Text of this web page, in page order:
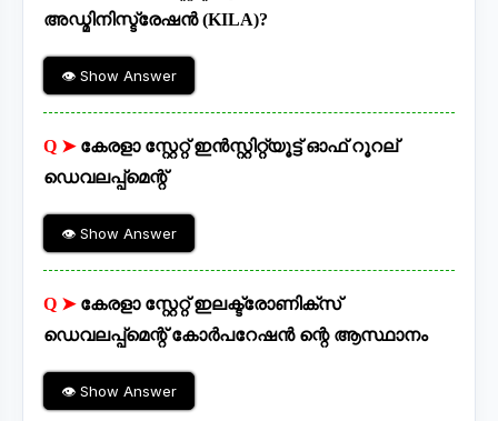
അഡ്മിനിസ്ട്രേഷൻ (KILA)?
👁 Show Answer
Q ➤ കേരളാ സ്റ്റേറ്റ് ഇൻസ്റ്റിറ്റ്യൂട്ട് ഓഫ്‌ റൂറല്
ഡെവലപ്പ്മെന്റ്
👁 Show Answer
Q ➤ കേരളാ സ്റ്റേറ്റ് ഇലക്ട്രോണിക്സ്
ഡെവലപ്പ്മെന്റ് കോർപറേഷൻ ന്റെ ആസ്ഥാനം
👁 Show Answer